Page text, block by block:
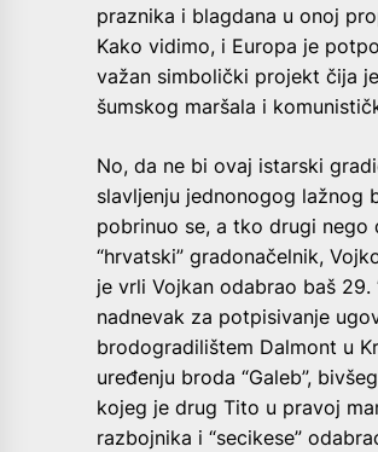
praznika i blagdana u onoj
Kako vidimo, i Europa je
važan simbolički projekt čija
šumskog maršala i
No, da ne bi ovaj istarski
slavljenju jednonogog lažnog
pobrinuo se, a tko drugi nego
“hrvatski” gradonačelnik,
je vrli Vojkan odabrao baš 29.
nadnevak za potpisivanje
brodogradilištem Dalmont u
uređenju broda “Galeb”,
kojeg je drug Tito u pravoj
razbojnika i “secikese”